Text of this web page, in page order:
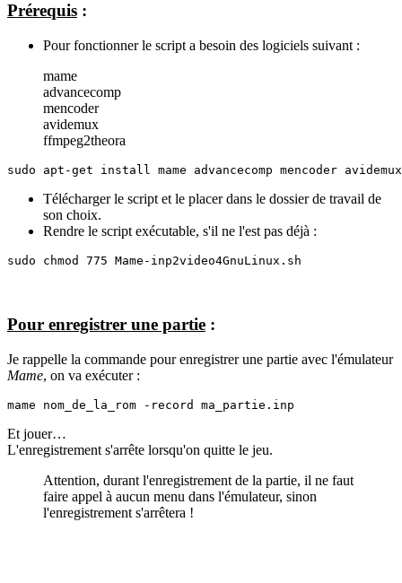
Prérequis :
Pour fonctionner le script a besoin des logiciels suivant :
mame
advancecomp
mencoder
avidemux
ffmpeg2theora
sudo apt-get install mame advancecomp mencoder
Télécharger le script et le placer dans le dossier de travail de
son choix.
Rendre le script exécutable, s'il ne l'est pas déjà :
sudo chmod 775 Mame-inp2video4GnuLinux.sh
Pour enregistrer une partie :
Je rappelle la commande pour enregistrer une partie avec l'émulateur
Mame, on va exécuter :
mame nom_de_la_rom -record ma_partie.inp
Et jouer…
L'enregistrement s'arrête lorsqu'on quitte le jeu.
Attention, durant l'enregistrement de la partie, il ne faut
faire appel à aucun menu dans l'émulateur, sinon
l'enregistrement s'arrêtera !